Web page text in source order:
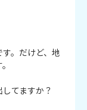
。だけど、地
てますか？